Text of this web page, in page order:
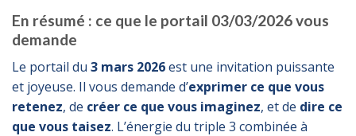
En résumé : ce que le portail 03/03/2026 vous
demande
Le portail du 3 mars 2026est une invitation puissante
et joyeuse. Il vous demande d’exprimer ce que vous
retenez, de créer ce que vous imaginez, et de dire ce
que vous taisez. L’énergie du triple 3 combinée à